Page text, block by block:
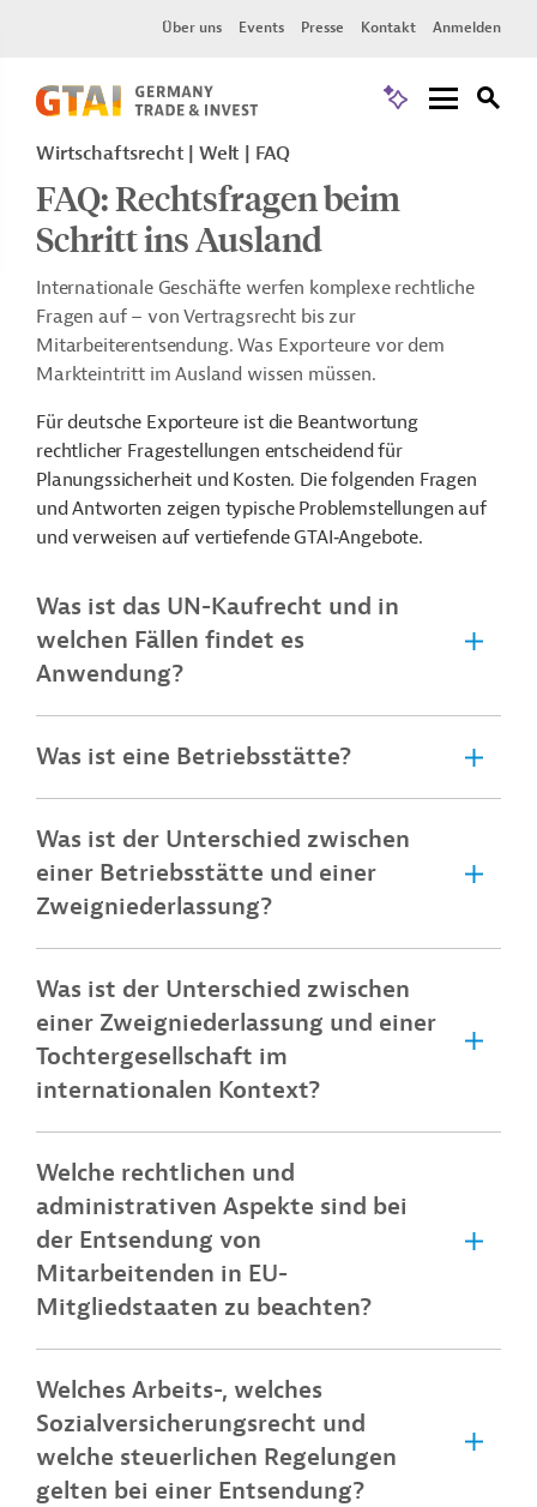
Über uns Events Presse Kontakt Anmelden
Wirtschaftsrecht | Welt | FAQ
FAQ: Rechtsfragen beim
Schritt ins Ausland
Internationale Geschäfte werfen komplexe rechtliche
Fragen auf – von Vertragsrecht bis zur
Mitarbeiterentsendung. Was Exporteure vor dem
Markteintritt im Ausland wissen müssen.
Für deutsche Exporteure ist die Beantwortung
rechtlicher Fragestellungen entscheidend für
Planungssicherheit und Kosten. Die folgenden Fragen
und Antworten zeigen typische Problemstellungen auf
und verweisen auf vertiefende GTAI‑Angebote.
Was ist das UN-Kaufrecht und in
welchen Fällen findet es
Anwendung?
Was ist eine Betriebsstätte?
Was ist der Unterschied zwischen
einer Betriebsstätte und einer
Zweigniederlassung?
Was ist der Unterschied zwischen
einer Zweigniederlassung und einer
Tochtergesellschaft im
internationalen Kontext?
Welche rechtlichen und
administrativen Aspekte sind bei
der Entsendung von
Mitarbeitenden in EU-
Mitgliedstaaten zu beachten?
Welches Arbeits-, welches
Sozialversicherungsrecht und
welche steuerlichen Regelungen
gelten bei einer Entsendung?